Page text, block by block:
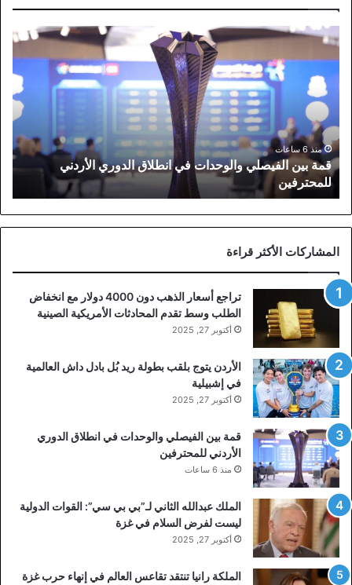
قمة
بين
الفيصلي
والوحدات
في
انطلاق
الدوري
الأردني
للمحترفين
منذ 6 ساعات
قمة بين الفيصلي والوحدات في انطلاق الدوري الأردني
للمحترفين
المشاركات الأكثر قراءة
تراجع أسعار الذهب دون 4000 دولار مع انخفاض
الطلب وسط تقدم المحادثات الأمريكية الصينية
أكتوبر 27, 2025
الأردن يتوج بلقب بطولة ريد بُل بادل داش العالمية
في إشبيلية
أكتوبر 27, 2025
قمة بين الفيصلي والوحدات في انطلاق الدوري
الأردني للمحترفين
منذ 6 ساعات
الملك عبدالله الثاني لـ”بي بي سي”: القوات الدولية
ليست لفرض السلام في غزة
أكتوبر 27, 2025
الملكة رانيا تنتقد تقاعس العالم في إنهاء حرب غزة